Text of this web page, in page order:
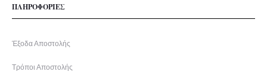
ΠΛΗΡΟΦΟΡΙΕΣ
Έξοδα Αποστολής
Τρόποι Αποστολής